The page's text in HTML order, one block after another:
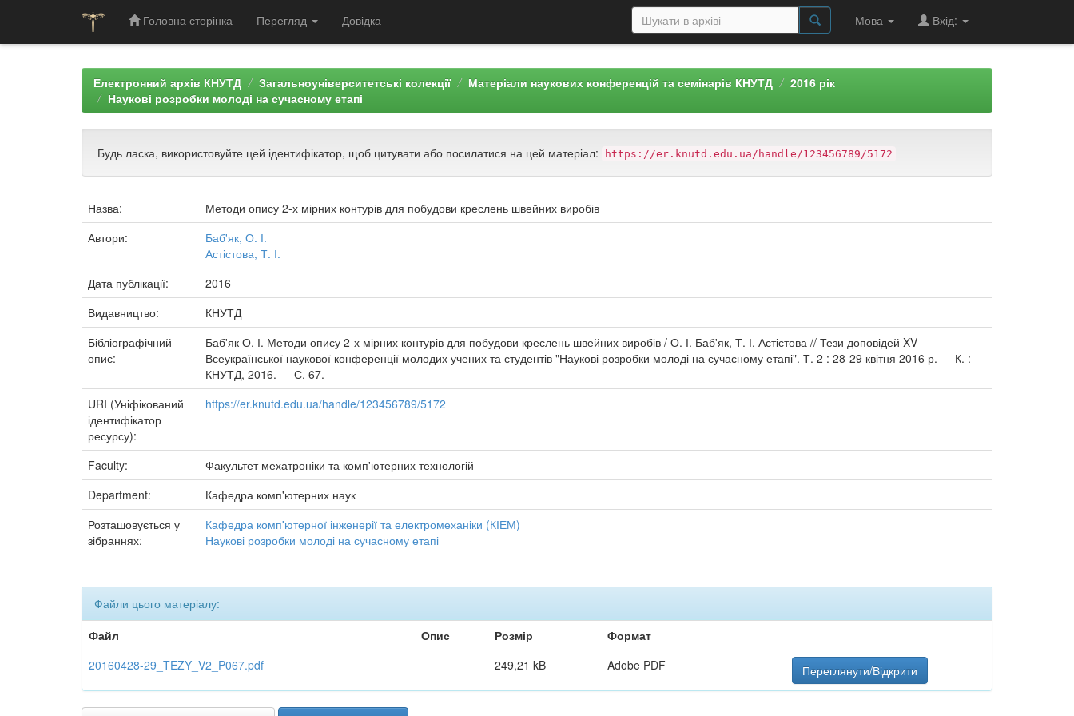
Головна сторінка Перегляд Довідка Мова Вхід:
Електронний архів КНУТД Загальноуніверситетські колекції Матеріали наукових конференцій та семінарів КНУТД
2016 рік
Наукові розробки молоді на сучасному етапі
Будь ласка, використовуйте цей ідентифікатор, щоб цитувати або посилатися на цей матеріал: https://er.knutd.edu.ua/handle/123456789/5172
Назва:
Методи опису 2-х мірних контурів для побудови креслень швейних виробів
Автори:
Баб'як, О. І.
Астістова, Т. І.
Дата публікації:
2016
Видавництво:
КНУТД
Бібліографічний
опис:
Баб'як О. І. Методи опису 2-х мірних контурів для побудови креслень швейних виробів / О. І. Баб'як, Т. І. Астістова // Тези доповідей XV
Всеукраїнської наукової конференції молодих учених та студентів "Наукові розробки молоді на сучасному етапі". Т. 2 : 28-29 квітня 2016 р. — К. :
КНУТД, 2016. — С. 67.
URI (Уніфікований
ідентифікатор
ресурсу):
https://er.knutd.edu.ua/handle/123456789/5172
Faculty:
Факультет мехатроніки та комп'ютерних технологій
Department:
Кафедра комп'ютерних наук
Розташовується у
зібраннях:
Кафедра комп'ютерної інженерії та електромеханіки (КІЕМ)
Наукові розробки молоді на сучасному етапі
Файли цього матеріалу:
Файл
Опис Розмір
Формат
20160428-29_TEZY_V2_P067.pdf
249,21 kB Adobe PDF Переглянути/Відкрити